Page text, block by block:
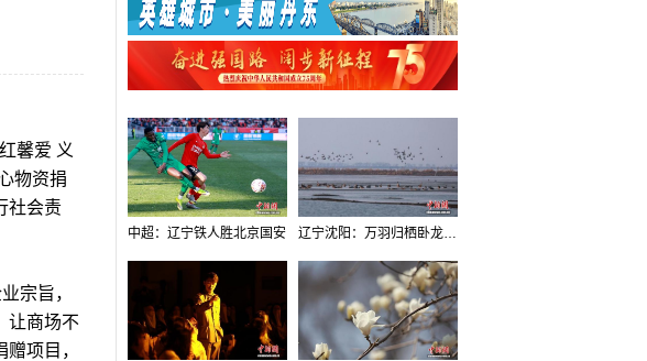
馨爱 义
物资捐
社会责
宗旨，
让商场不
项目，
中超：辽宁铁人胜北京国安 辽宁沈阳：万羽归栖卧龙湖看群鸟齐飞